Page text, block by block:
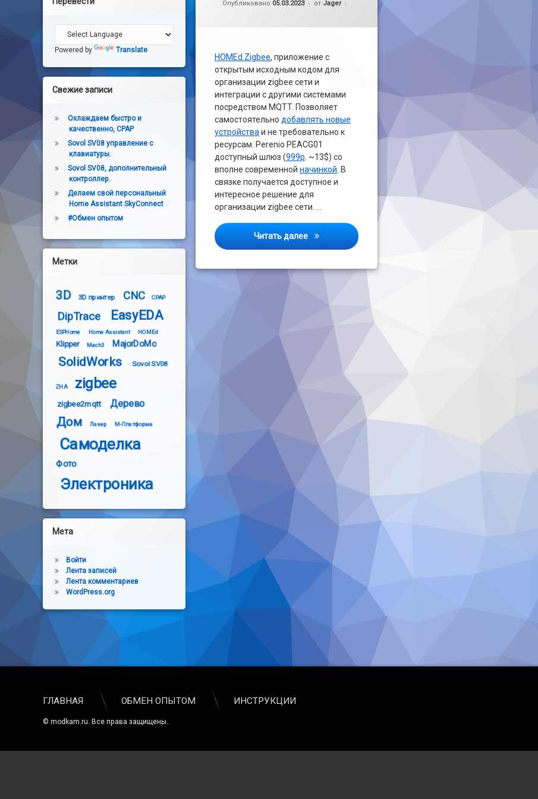
Опубликовано 05.03.2023 от Jager
HOMEd Zigbee, приложение с
открытым исходным кодом для
организации zigbee сети и
интеграции с другими системами
посредством MQTT. Позволяет
самостоятельно добавлять новые
устройства и не требовательно к
ресурсам. Perenio PEACG01
доступный шлюз (999р . ~13$) cо
вполне современной начинкой . В
связке получается доступное и
интересное решение для
организации zigbee сети. …
Читать далее Установка HOMEd на Perenio PEACG01
Powered by Translate
Свежие записи
Охлаждаем быстро и
качественно, CPAP
Sovol SV08 управление с
клавиатуры.
Sovol SV08, дополнительный
контроллер.
Делаем свой персональный
Home Assistant SkyConnect
#Обмен опытом
Метки
3D 3D принтер CNC CPAP
DipTrace EasyEDA
ESPHome Home Assistant HOMEd
Klipper Mach3 MajorDoMo
SolidWorks Sovol SV08
ZHA zigbee
zigbee2mqtt Дерево
Дом Лазер М-Платформа
Самоделка
Фото
Электроника
Мета
Войти
Лента записей
Лента комментариев
WordPress.org
ГЛАВНАЯ ОБМЕН ОПЫТОМ ИНСТРУКЦИИ
© modkam.ru. Все права защищены.